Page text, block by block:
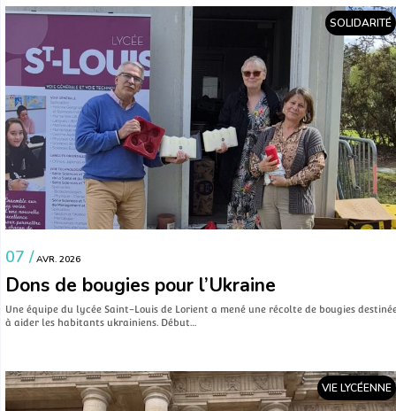
SOLIDARITÉ
07 / AVR. 2026
Dons de bougies pour l’Ukraine
Une équipe du lycée Saint-Louis de Lorient a mené une récolte de bougies
à aider les habitants ukrainiens. Début…
VIE LYCÉENNE